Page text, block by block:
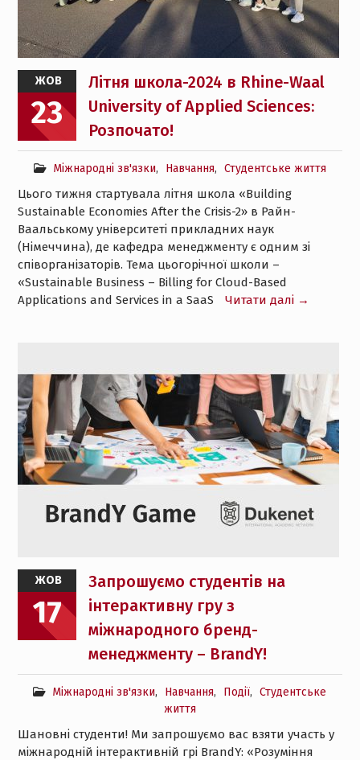
ЖОВ
23
Літня школа-2024 в Rhine-Waal
University of Applied Sciences:
Розпочато!
Міжнародні зв'язки, Навчання, Студентське життя
Цього тижня стартувала літня школа «Building
Sustainable Economies After the Crisis-2» в Райн-
Ваальському університеті прикладних наук
(Німеччина), де кафедра менеджменту є одним зі
співорганізаторів. Тема цьогорічної школи –
«Sustainable Business – Billing for Cloud-Based
Applications and Services in a SaaS
Читати далі →
ЖОВ
17
Запрошуємо студентів на
інтерактивну гру з
міжнародного бренд-
менеджменту – BrandY!
Міжнародні зв'язки, Навчання, Події,
Студентське
життя
Шановні студенти! Ми запрошуємо вас взяти участь у
міжнародній інтерактивній грі BrandY: «Розуміння